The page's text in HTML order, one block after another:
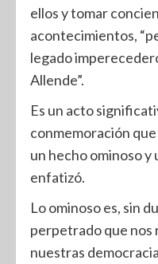
ellos y tomar
acontecimientos,
legado
Allende”.
Es un acto
conmemoración
un hecho ominoso y
enfatizó.
Lo ominoso es, sin
perpetrado que nos
nuestras